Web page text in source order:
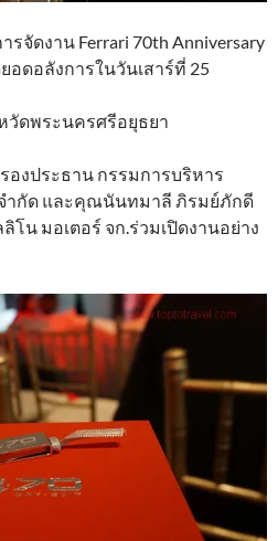
จัดงาน Ferrari 70th Anniversary
อดอลังการในวันเสาร์ที่ 25
วัดพระนครศรีอยุธยา
งประธาน กรรมการบริหาร
ำกัด และคุณนันทมาลี ภิรมย์ภักดี
โน มอเตอร์ จก.ร่วมเปิดงานอย่าง